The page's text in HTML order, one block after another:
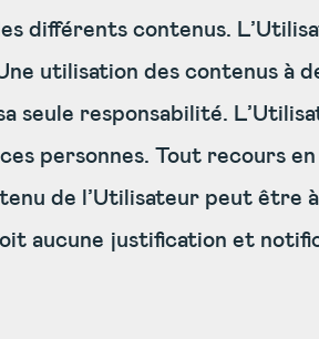
différents contenus.
utilisation des contenus à
seule responsabilité.
personnes. Tout recours
de l’Utilisateur peut être
aucune justification et